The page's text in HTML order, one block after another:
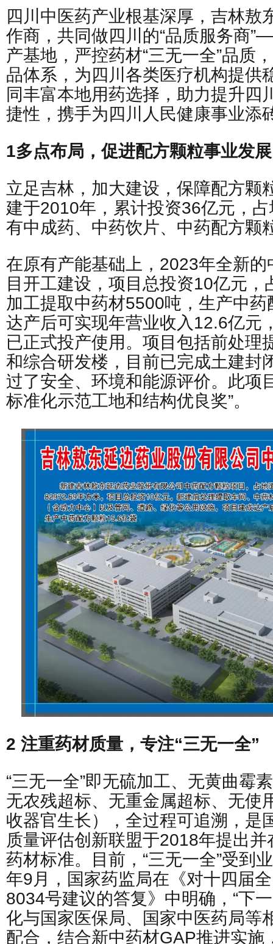
四川中医药产业根基深厚，吉林敖
作商，共同做四川的“品质服务商
产基地，严控药材“三无一全”品质
品体系，为四川各类医疗机构提供
同丰富本地用药选择，助力提升四
捷性，携手为四川人民健康事业添
1多点布局，促进配方颗粒事业发展
立足吉林，加大建设，保障配方颗
建于2010年，累计投资36亿元，
有中成药、中药饮片、中药配方颗
在原有产能基础上，2023年全新
目开工建设，项目总投资10亿元
加工提取中药材5500吨，生产中
达产后可实现年营业收入12.6亿元
已正式投产使用。项目包括前处理
和综合研发楼，目前已完成土建封
过了安全、环境和能源评价。此项
标准化示范工地和结构优良奖”。
2 注重药材质量，专注“三无一全”
“三无一全”即无硫加工、无黄曲霉
无农残超标、无重金属超标、无使
收器官生长），全过程可追溯，是
质量评估创新联盟于2018年提出
药材标准。目前，“三无一全”受到
年9月，国家药监局在《对十四届
8034号建议的答复》中明确，“下
化与国家医保局、国家中医药局等
配合，结合新中药材GAP推进实施